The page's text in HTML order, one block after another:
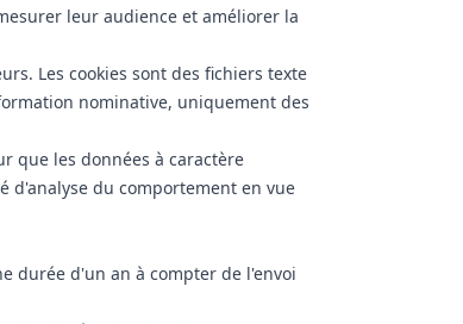
leur audience et améliorer la
Les cookies sont des fichiers texte
nominative, uniquement des
que les données à caractère
d'analyse du comportement en vue
durée d'un an à compter de l'envoi